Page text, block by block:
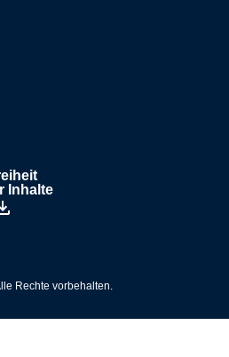
Inhalte
Facebook., Opens in a new
auf LinkedIn., Opens in a new
Kanal auf YouTube., Opens
Seite auf Instagram.,
Rechte vorbehalten.